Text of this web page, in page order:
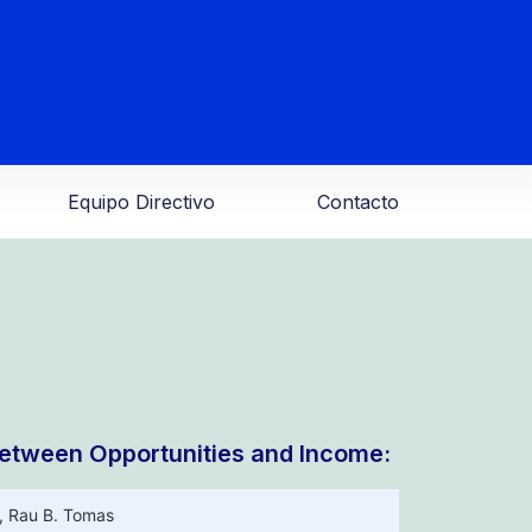
Equipo Directivo Contacto
Opportunities and Income:
Rau B. Tomas